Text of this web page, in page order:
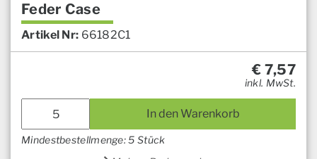
Feder Case
Artikel Nr: 66182C1
€ 7,57
inkl. MwSt.
In den Warenkorb
Mindestbestellmenge: 5 Stück